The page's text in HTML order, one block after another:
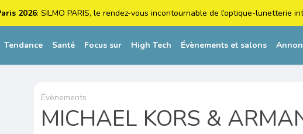
2026: SILMO PARIS, le rendez-vous incontournable de l’optique-lunetterie
Tendance Santé Focus sur High Tech Évènements et salons
Évènements
MICHAEL KORS &